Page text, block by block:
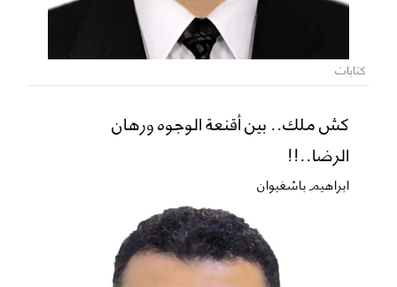
كتابات
كش ملك.. بين أقنعة الوجوه ورهان
الرضا..!!
ابراهيم باشغيوان